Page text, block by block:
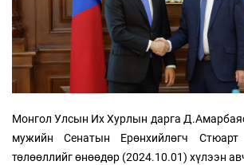
Монгол Улсын Их Хурлын дарга
мужийн Сенатын Ерөнхийлөгч Стюарт
төлөөллийг өнөөдөр (2024.10.01) хүлээн